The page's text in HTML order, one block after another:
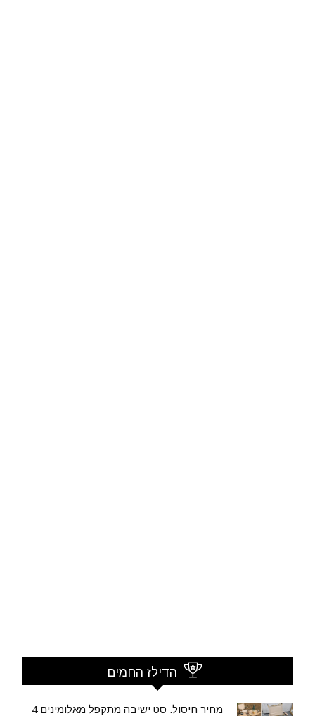
הדילז החמים
מחיר חיסול: סט ישיבה מתקפל מאלומינים 4